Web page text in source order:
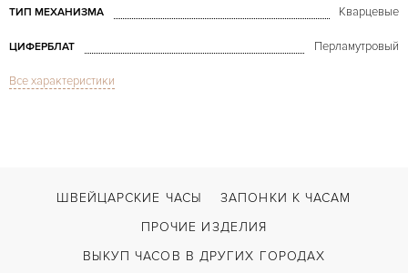
ТИП МЕХАНИЗМА Кварцевые
ЦИФЕРБЛАТ Перламутровый
СТЕКЛО
ВОЗМОЖНОСТИ ДОСТАВКИ С документами, С футляром
ЦВЕТ БРАСЛЕТА
Все характеристики
ШВЕЙЦАРСКИЕ ЧАСЫ
ЗАПОНКИ К ЧАСАМ
ПРОЧИЕ ИЗДЕЛИЯ
ВЫКУП ЧАСОВ В ДРУГИХ ГОРОДАХ